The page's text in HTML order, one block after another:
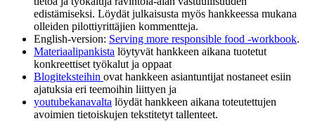
edistämiseksi. Löydät julkaisusta myös hankkeessa mukana
olleiden pilottiyrittäjien kommentteja.
English-version: Serving more responsible food -workbook.
Materiaalipankista löytyvät hankkeen aikana tuotetut
konkreettiset työkalut ja oppaat
Blogiteksteihin ovat hankkeen asiantuntijat nostaneet esiin
ajatuksia eri teemoihin liittyen ja
youtubekanavalta löydät hankkeen aikana toteutettujen
avoimien tietoiskujen tekstitetyt tallenteet.